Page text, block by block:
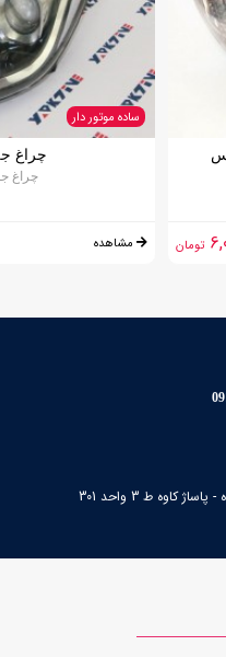
تومان
ساده موتور دار
چراغ
چراغ
مشاهده
کاوه ط 3 واحد 301